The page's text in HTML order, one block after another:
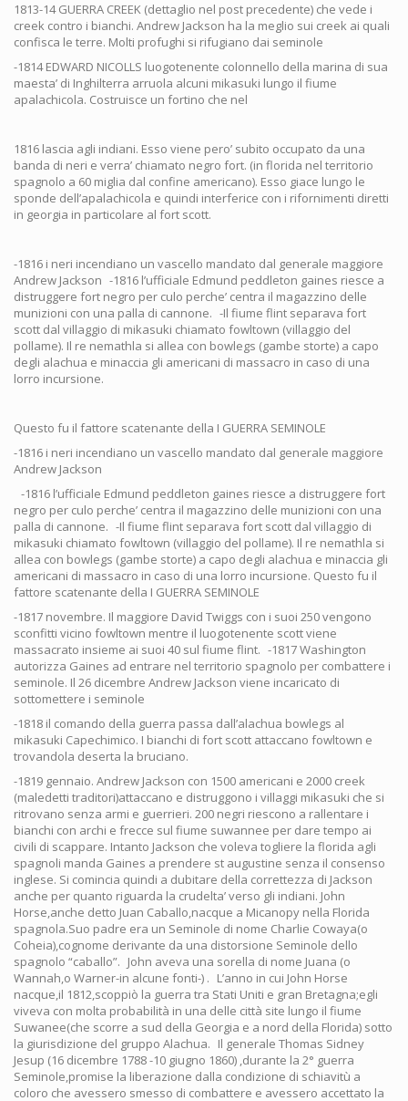
1813-14 GUERRA CREEK (dettaglio nel post precedente) che vede i
creek contro i bianchi. Andrew Jackson ha la meglio sui creek ai quali
confisca le terre. Molti profughi si rifugiano dai seminole
-1814 EDWARD NICOLLS luogotenente colonnello della marina di sua
maesta’ di Inghilterra arruola alcuni mikasuki lungo il fiume
apalachicola. Costruisce un fortino che nel
1816 lascia agli indiani. Esso viene pero’ subito occupato da una
banda di neri e verra’ chiamato negro fort. (in florida nel territorio
spagnolo a 60 miglia dal confine americano). Esso giace lungo le
sponde dell’apalachicola e quindi interferice con i rifornimenti diretti
in georgia in particolare al fort scott.
-1816 i neri incendiano un vascello mandato dal generale maggiore
Andrew Jackson -1816 l’ufficiale Edmund peddleton gaines riesce a
distruggere fort negro per culo perche’ centra il magazzino delle
munizioni con una palla di cannone. -Il fiume flint separava fort
scott dal villaggio di mikasuki chiamato fowltown (villaggio del
pollame). Il re nemathla si allea con bowlegs (gambe storte) a capo
degli alachua e minaccia gli americani di massacro in caso di una
lorro incursione.
Questo fu il fattore scatenante della I GUERRA SEMINOLE
-1816 i neri incendiano un vascello mandato dal generale maggiore
Andrew Jackson
-1816 l’ufficiale Edmund peddleton gaines riesce a distruggere fort
negro per culo perche’ centra il magazzino delle munizioni con una
palla di cannone. -Il fiume flint separava fort scott dal villaggio di
mikasuki chiamato fowltown (villaggio del pollame). Il re nemathla si
allea con bowlegs (gambe storte) a capo degli alachua e minaccia gli
americani di massacro in caso di una lorro incursione. Questo fu il
fattore scatenante della I GUERRA SEMINOLE
-1817 novembre. Il maggiore David Twiggs con i suoi 250 vengono
sconfitti vicino fowltown mentre il luogotenente scott viene
massacrato insieme ai suoi 40 sul fiume flint. -1817 Washington
autorizza Gaines ad entrare nel territorio spagnolo per combattere i
seminole. Il 26 dicembre Andrew Jackson viene incaricato di
sottomettere i seminole
-1818 il comando della guerra passa dall’alachua bowlegs al
mikasuki Capechimico. I bianchi di fort scott attaccano fowltown e
trovandola deserta la bruciano.
-1819 gennaio. Andrew Jackson con 1500 americani e 2000 creek
(maledetti traditori)attaccano e distruggono i villaggi mikasuki che si
ritrovano senza armi e guerrieri. 200 negri riescono a rallentare i
bianchi con archi e frecce sul fiume suwannee per dare tempo ai
civili di scappare. Intanto Jackson che voleva togliere la florida agli
spagnoli manda Gaines a prendere st augustine senza il consenso
inglese. Si comincia quindi a dubitare della correttezza di Jackson
anche per quanto riguarda la crudelta’ verso gli indiani. John
Horse,anche detto Juan Caballo,nacque a Micanopy nella Florida
spagnola.Suo padre era un Seminole di nome Charlie Cowaya(o
Coheia),cognome derivante da una distorsione Seminole dello
spagnolo “caballo”. John aveva una sorella di nome Juana (o
Wannah,o Warner-in alcune fonti-) . L’anno in cui John Horse
nacque,il 1812,scoppiò la guerra tra Stati Uniti e gran Bretagna;egli
viveva con molta probabilità in una delle città site lungo il fiume
Suwanee(che scorre a sud della Georgia e a nord della Florida) sotto
la giurisdizione del gruppo Alachua. Il generale Thomas Sidney
Jesup (16 dicembre 1788 -10 giugno 1860) ,durante la 2° guerra
Seminole,promise la liberazione dalla condizione di schiavitù a
coloro che avessero smesso di combattere e avessero accettato la